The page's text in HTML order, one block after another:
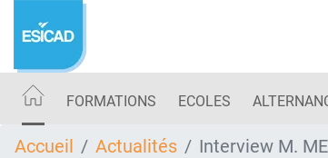
contenu
FORMATIONS ECOLES
Accueil Actualités Interview M.